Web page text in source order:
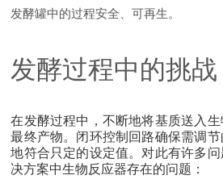
发酵罐中的过程安全、可再生。
发酵过程中的挑战
在发酵过程中，不断地将基质送入
最终产物。闭环控制回路确保需调
地符合只定的设定值。对此有许多
决方案中生物反应器存在的问题：